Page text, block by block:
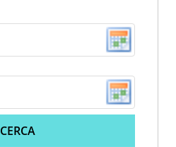
CERCA